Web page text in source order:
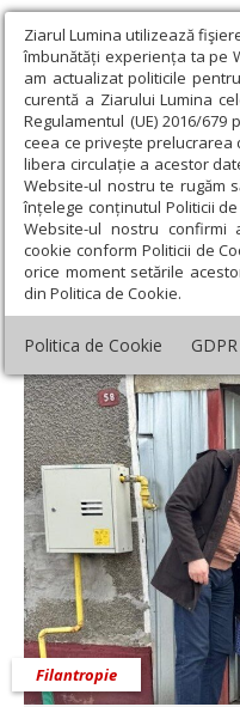
Ziarul Lumina utilizează
îmbunătăți experiența ta pe
am actualizat politicile
curentă a Ziarului Lumina
Regulamentul (UE) 2016/
ceea ce privește
libera circulație a acestor
Website-ul nostru te rugăm
înțelege conținutul Politicii
Website-ul nostru confirmi
cookie conform Politicii de
orice moment setările
din Politica de Cookie.
Politica de Cookie GDPR
Ziarul Lumina › Filantropie ›
Arad
Acțiune social-
Filantropie